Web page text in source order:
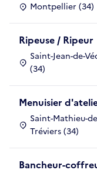
Montpellier (34)
Ripeuse / Ripeur
Saint-Jean-de-
(34)
Menuisier
Saint-Mathieu-
Tréviers (34)
Bancheur-